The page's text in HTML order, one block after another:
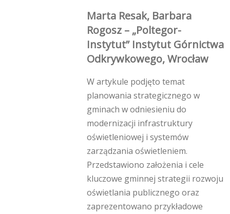
Marta Resak, Barbara
Rogosz – „Poltegor-
Instytut” Instytut Górnictwa
Odkrywkowego, Wrocław
W artykule podjęto temat
planowania strategicznego w
gminach w odniesieniu do
modernizacji infrastruktury
oświetleniowej i systemów
zarządzania oświetleniem.
Przedstawiono założenia i cele
kluczowe gminnej strategii rozwoju
oświetlania publicznego oraz
zaprezentowano przykładowe